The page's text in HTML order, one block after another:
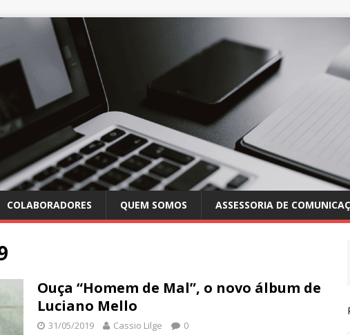
COLABORADORES QUEM SOMOS ASSESSORIA DE
Ouça “Homem de Mal”, o novo álbum de
Luciano Mello
31/05/2019 Cassio Lilge 0